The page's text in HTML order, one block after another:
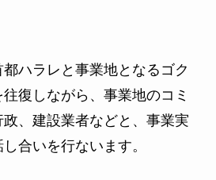
ハラレと事業地となるゴク
復しながら、事業地のコミ
、建設業者などと、事業実
合いを行ないます。